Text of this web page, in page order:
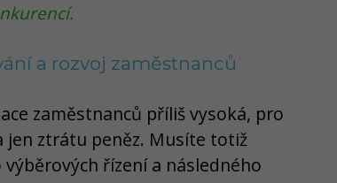
a rozvoj zaměstnanců
zaměstnanců příliš vysoká, pro
jen ztrátu peněz. Musíte totiž
řízení a následného